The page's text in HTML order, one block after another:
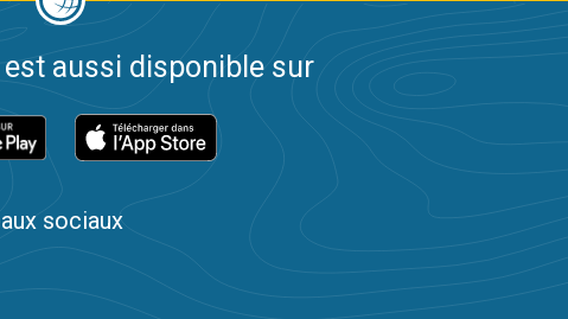
est aussi disponible sur
sociaux